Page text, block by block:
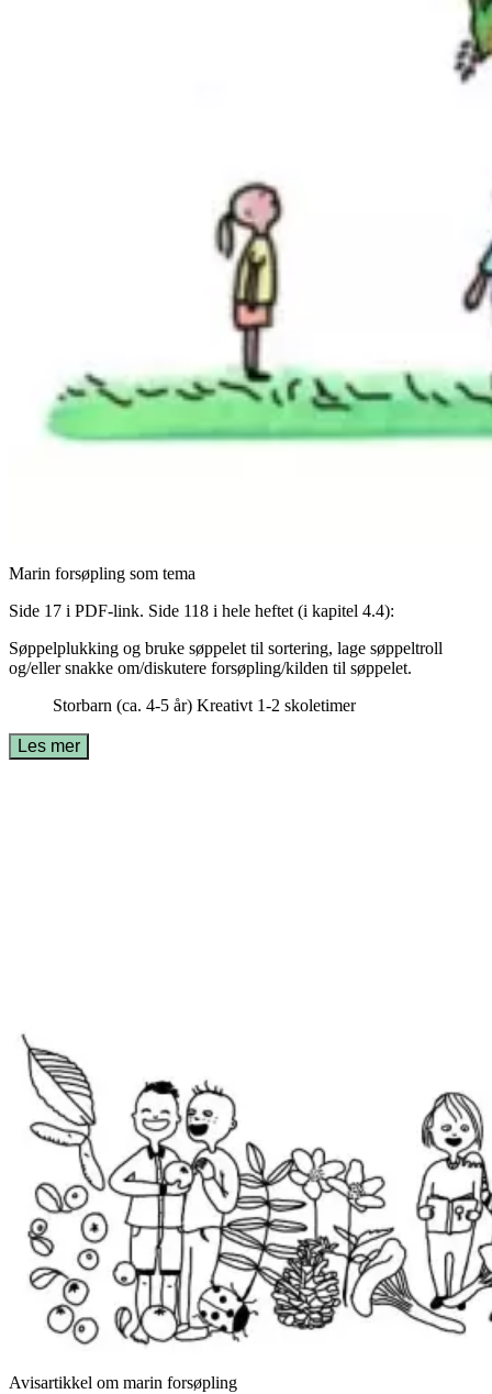
Marin forsøpling som tema
Side 17 i PDF-link. Side 118 i hele heftet (i kapitel 4.4):
Søppelplukking og bruke søppelet til sortering, lage søppeltroll
og/eller snakke om/diskutere forsøpling/kilden til søppelet.
Storbarn (ca. 4-5 år) Kreativt 1-2 skoletimer
Les mer
Avisartikkel om marin forsøpling